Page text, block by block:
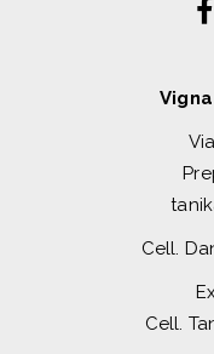
Cell.
Cell.